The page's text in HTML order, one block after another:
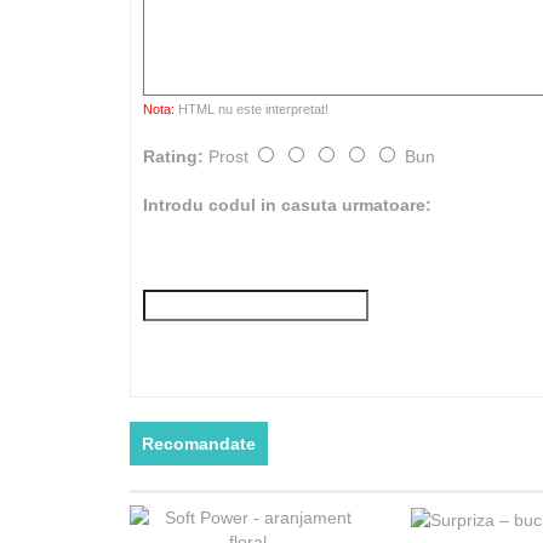
Nota: HTML nu este interpretat!
Rating: Prost Bun
Introdu codul in casuta urmatoare:
Recomandate